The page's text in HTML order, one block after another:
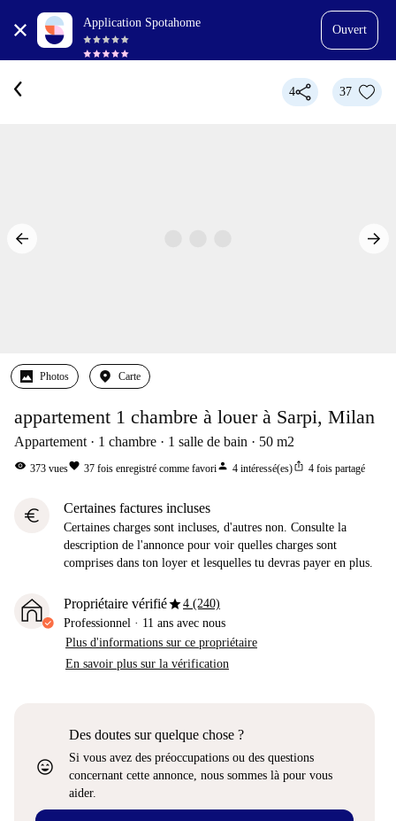
Application Spotahome
Ouvert
4 37
Photos Carte
appartement 1 chambre à louer à Sarpi, Milan
Appartement 1 chambre 1 salle de bain 50 m2
visibility 373 vuesfavorite 37 fois enregistré comme favoriperson 4 intéressé(es)ios_share 4 fois partagé
euro Certaines factures incluses
Certaines charges sont incluses, d'autres non. Consulte la
description de l'annonce pour voir quelles charges sont
comprises dans ton loyer et lesquelles tu devras payer en plus.
Propriétaire vérifiéstar4 (240)
Professionnel · 11 ans avec nous
Plus d'informations sur ce propriétaire
En savoir plus sur la vérification
sentiment_very_satisfied
Des doutes sur quelque chose ?
Si vous avez des préoccupations ou des questions
concernant cette annonce, nous sommes là pour vous
aider.